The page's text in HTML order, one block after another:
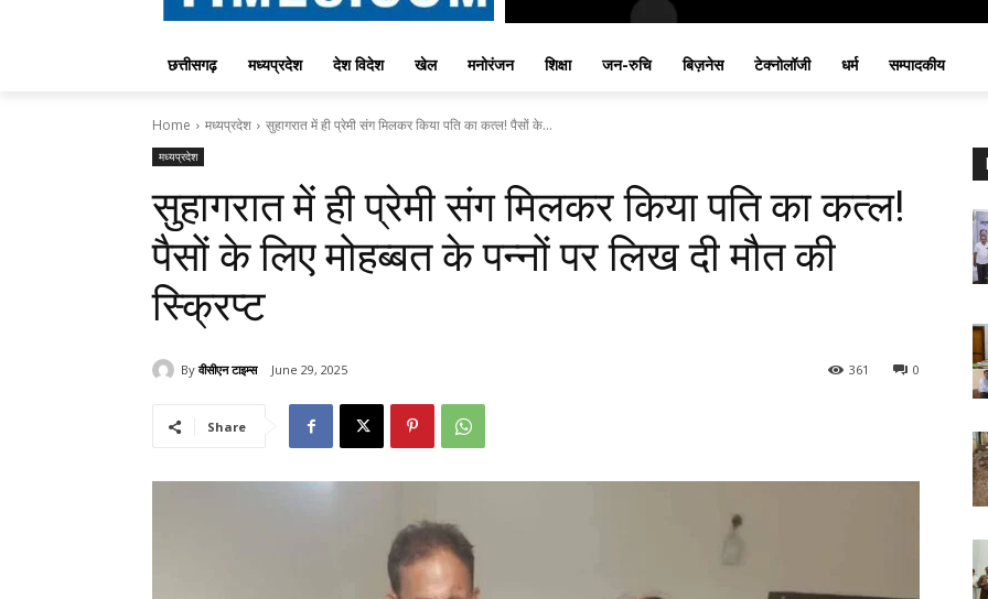
छत्तीसगढ़ मध्यप्रदेश देश विदेश खेल मनोरंजन शिक्षा जन-रुचि बिज़नेस टेक्नोलॉजी धर्म सम्पादकीय
Home मध्यप्रदेश सुहागरात में ही प्रेमी संग मिलकर किया पति का कत्ल! पैसों के...
मध्यप्रदेश
सुहागरात में ही प्रेमी संग मिलकर किया पति का कत्ल!
पैसों के लिए मोहब्बत के पन्नों पर लिख दी मौत की
स्क्रिप्ट
By वीसीएन टाइम्स June 29, 2025 0
361
Share